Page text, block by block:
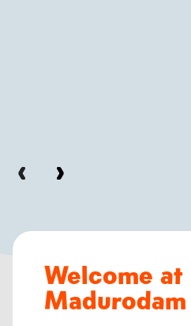
Welcome at
Madurodam